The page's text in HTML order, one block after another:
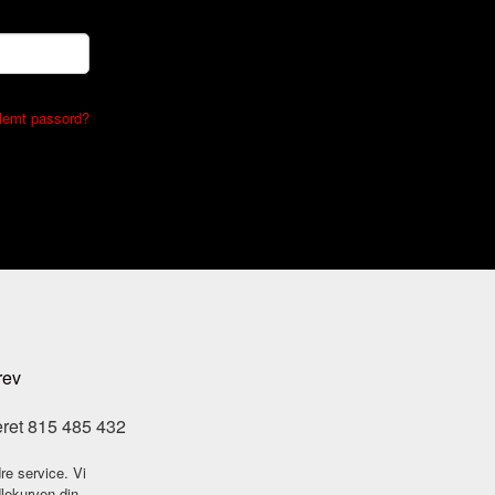
passord?
815 485 432
service. Vi